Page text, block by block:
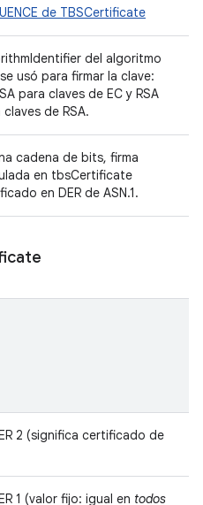
de TBSCertificate
del algoritmo
usó para firmar la clave:
para claves de EC y RSA
de RSA.
cadena de bits, firma
en tbsCertificate
en DER de ASN.1.
2 (significa certificado de
1 (valor fijo: igual en todos